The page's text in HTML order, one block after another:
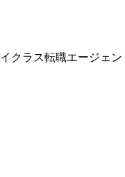
クラス転職エージェン